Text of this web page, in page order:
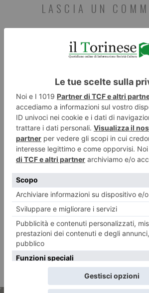
LASCIA UN